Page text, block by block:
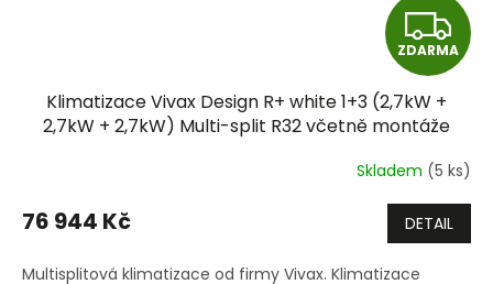
Z
D
R
M
A
ZDARMA
Klimatizace Vivax Design R+ white 1+3 (2,7kW +
2,7kW + 2,7kW) Multi-split R32 včetně montáže
Skladem (5 ks)
76 944 Kč DETAIL
Multisplitová klimatizace od firmy Vivax. Klimatizace